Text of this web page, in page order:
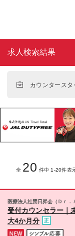
求人検索結果
カウンタースタ
全 20 件中 1-20件表
医療法人社団日昇会（Ｄｒ．
受付カウンセラー｜
大4か月分